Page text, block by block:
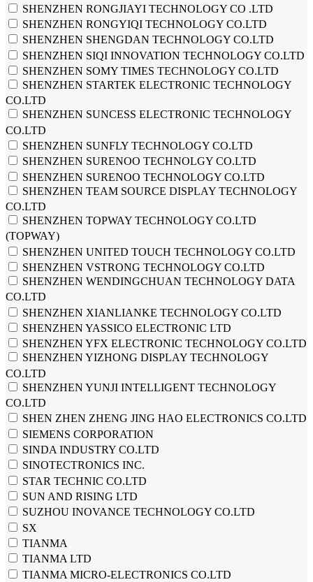
SHENZHEN RONGJIAYI TECHNOLOGY CO .LTD
SHENZHEN RONGYIQI TECHNOLOGY CO.LTD
SHENZHEN SHENGDAN TECHNOLOGY CO.LTD
SHENZHEN SIQI INNOVATION TECHNOLOGY CO.LTD
SHENZHEN SOMY TIMES TECHNOLOGY CO.LTD
SHENZHEN STARTEK ELECTRONIC TECHNOLOGY
CO.LTD
SHENZHEN SUNCESS ELECTRONIC TECHNOLOGY
CO.LTD
SHENZHEN SUNFLY TECHNOLOGY CO.LTD
SHENZHEN SURENOO TECHNOLGY CO.LTD
SHENZHEN SURENOO TECHNOLOGY CO.LTD
SHENZHEN TEAM SOURCE DISPLAY TECHNOLOGY
CO.LTD
SHENZHEN TOPWAY TECHNOLOGY CO.LTD
(TOPWAY)
SHENZHEN UNITED TOUCH TECHNOLOGY CO.LTD
SHENZHEN VSTRONG TECHNOLOGY CO.LTD
SHENZHEN WENDINGCHUAN TECHNOLOGY DATA
CO.LTD
SHENZHEN XIANLIANKE TECHNOLOGY CO.LTD
SHENZHEN YASSICO ELECTRONIC LTD
SHENZHEN YFX ELECTRONIC TECHNOLOGY CO.LTD
SHENZHEN YIZHONG DISPLAY TECHNOLOGY
CO.LTD
SHENZHEN YUNJI INTELLIGENT TECHNOLOGY
CO.LTD
SHEN ZHEN ZHENG JING HAO ELECTRONICS CO.LTD
SIEMENS CORPORATION
SINDA INDUSTRY CO.LTD
SINOTECTRONICS INC.
STAR TECHNIC CO.LTD
SUN AND RISING LTD
SUZHOU INOVANCE TECHNOLOGY CO.LTD
SX
TIANMA
TIANMA LTD
TIANMA MICRO-ELECTRONICS CO.LTD